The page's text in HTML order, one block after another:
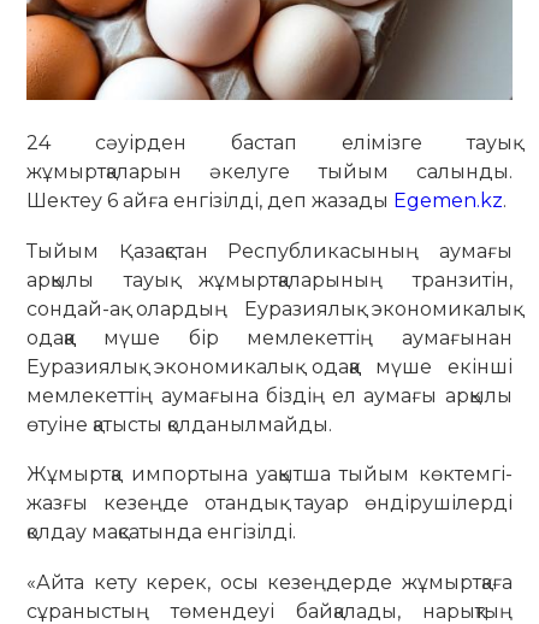
24 сәуірден бастап елімізге тауық
жұмыртқаларын әкелуге тыйым салынды.
Шектеу 6 айға енгізілді, деп жазады Egemen.kz.
Тыйым Қазақстан Республикасының аумағы
арқылы тауық жұмыртқаларының транзитін,
сондай-ақ олардың Еуразиялық экономикалық
одаққа мүше бір мемлекеттің аумағынан
Еуразиялық экономикалық одаққа мүше екінші
мемлекеттің аумағына біздің ел аумағы арқылы
өтуіне қатысты қолданылмайды.
Жұмыртқа импортына уақытша тыйым көктемгі-
жазғы кезеңде отандық тауар өндірушілерді
қолдау мақсатында енгізілді.
«Айта кету керек, осы кезеңдерде жұмыртқаға
сұраныстың төмендеуі байқалады, нарықтың